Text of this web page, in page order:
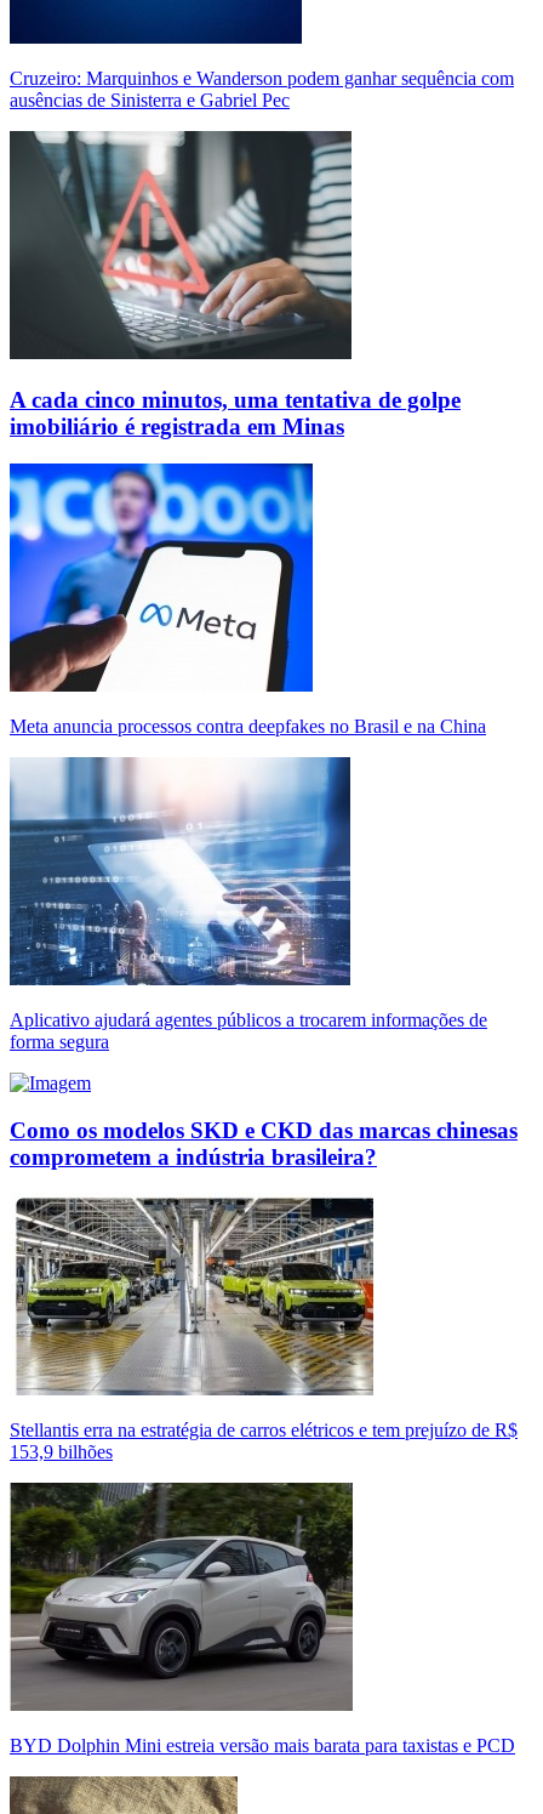
Cruzeiro: Marquinhos e Wanderson podem ganhar sequência com
ausências de Sinisterra e Gabriel Pec
A cada cinco minutos, uma tentativa de golpe
imobiliário é registrada em Minas
Meta anuncia processos contra deepfakes no Brasil e na China
Aplicativo ajudará agentes públicos a trocarem informações de
forma segura
Como os modelos SKD e CKD das marcas chinesas
comprometem a indústria brasileira?
Stellantis erra na estratégia de carros elétricos e tem prejuízo de R$
153,9 bilhões
BYD Dolphin Mini estreia versão mais barata para taxistas e PCD